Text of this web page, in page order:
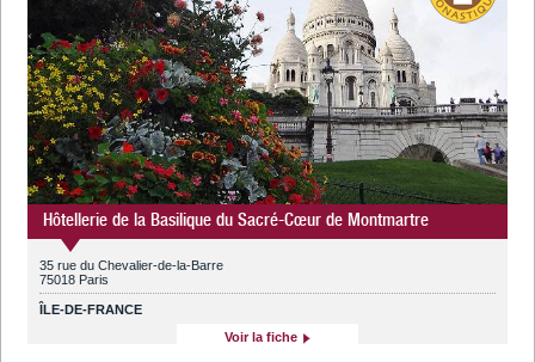
Hôtellerie de la Basilique du Sacré-Cœur de Montmartre
35 rue du Chevalier-de-la-Barre
75018 Paris
ÎLE-DE-FRANCE
Voir la fiche